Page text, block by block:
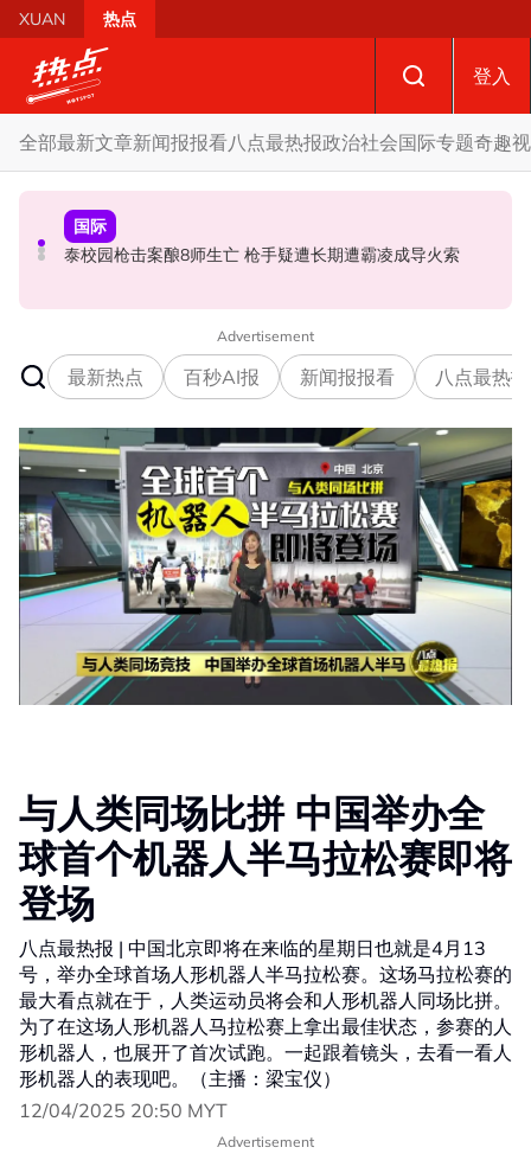
Skip to main content
XUAN 热点
登入
全部最新文章新闻报报看八点最热报政治社会国际专题奇趣
国际
泰校园枪击案酿8师生亡 枪手疑遭长期遭霸凌成导火索
政治
炮轰哈迪不了解章程 阿兹敏：国盟无“自动退盟”规定
政治
促努鲁依莎辞职后勿重返政坛 罗诗雅：给他人机会领导公
Advertisement
最新热点 百秒AI报 新闻报报看 八点最热报
与人类同场比拼 中国举办全
球首个机器人半马拉松赛即将
登场
八点最热报 | 中国北京即将在来临的星期日也就是4月13
号，举办全球首场人形机器人半马拉松赛。这场马拉松赛的
最大看点就在于，人类运动员将会和人形机器人同场比拼。
为了在这场人形机器人马拉松赛上拿出最佳状态，参赛的人
形机器人，也展开了首次试跑。一起跟着镜头，去看一看人
形机器人的表现吧。（主播：梁宝仪）
12/04/2025 20:50 MYT
Advertisement